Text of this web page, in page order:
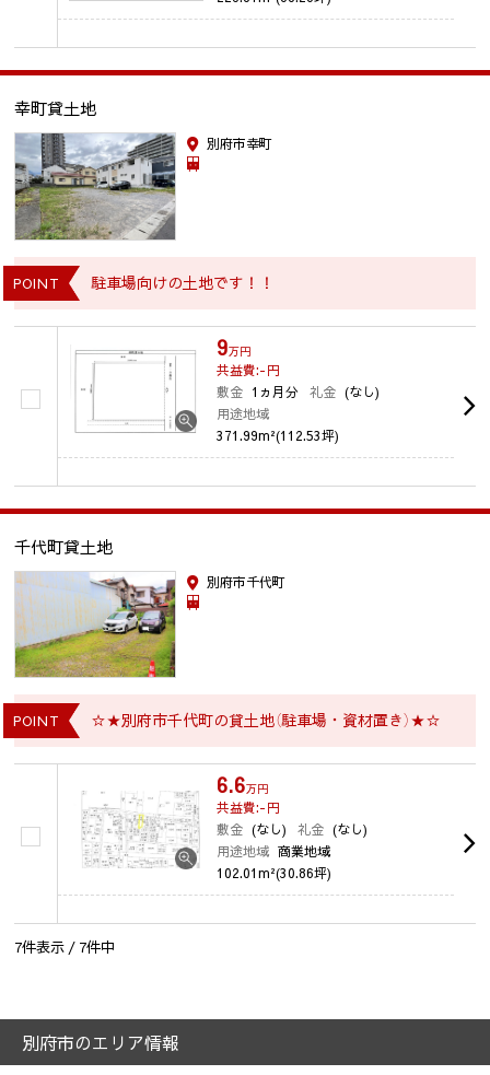
幸町貸土地
別府市幸町
POINT 駐車場向けの土地です！！
9万円
共益費:-円
敷金 1ヵ月分 礼金 (なし)
用途地域
371.99m²(112.53坪)
千代町貸土地
別府市千代町
POINT ☆★別府市千代町の貸土地（駐車場・資材置き）★☆
6.6万円
共益費:-円
敷金 (なし) 礼金 (なし)
用途地域 商業地域
102.01m²(30.86坪)
7件表示 / 7件中
別府市のエリア情報